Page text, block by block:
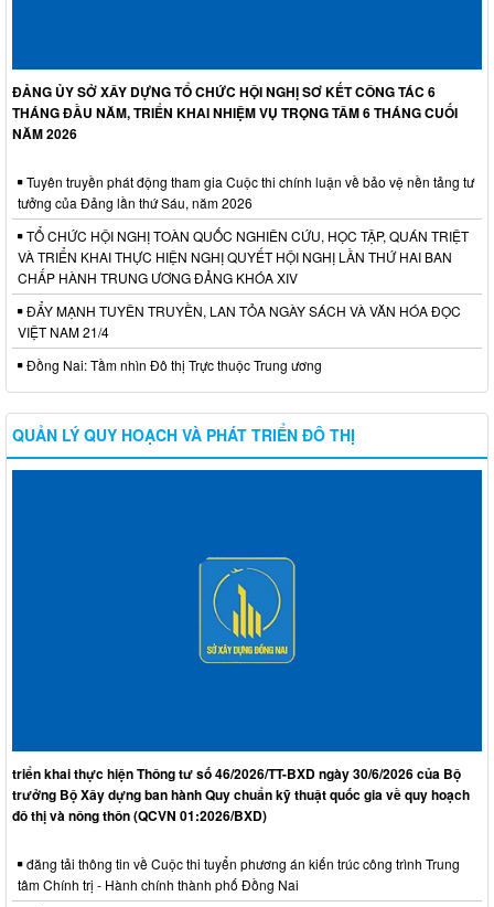
ĐẢNG ỦY SỞ XÂY DỰNG TỔ CHỨC HỘI NGHỊ SƠ KẾT CÔNG TÁC 6
THÁNG ĐẦU NĂM, TRIỂN KHAI NHIỆM VỤ TRỌNG TÂM 6 THÁNG CUỐI
NĂM 2026
Tuyên truyền phát động tham gia Cuộc thi chính luận về bảo vệ nền tảng tư
tưởng của Đảng lần thứ Sáu, năm 2026
TỔ CHỨC HỘI NGHỊ TOÀN QUỐC NGHIÊN CỨU, HỌC TẬP, QUÁN TRIỆT
VÀ TRIỂN KHAI THỰC HIỆN NGHỊ QUYẾT HỘI NGHỊ LẦN THỨ HAI BAN
CHẤP HÀNH TRUNG ƯƠNG ĐẢNG KHÓA XIV
ĐẨY MẠNH TUYÊN TRUYỀN, LAN TỎA NGÀY SÁCH VÀ VĂN HÓA ĐỌC
VIỆT NAM 21/4
Đồng Nai: Tầm nhìn Đô thị Trực thuộc Trung ương
QUẢN LÝ QUY HOẠCH VÀ PHÁT TRIỂN ĐÔ THỊ
triển khai thực hiện Thông tư số 46/2026/TT-BXD ngày 30/6/2026 của Bộ
trưởng Bộ Xây dựng ban hành Quy chuẩn kỹ thuật quốc gia về quy hoạch
đô thị và nông thôn (QCVN 01:2026/BXD)
đăng tải thông tin về Cuộc thi tuyển phương án kiến trúc công trình Trung
tâm Chính trị - Hành chính thành phố Đồng Nai